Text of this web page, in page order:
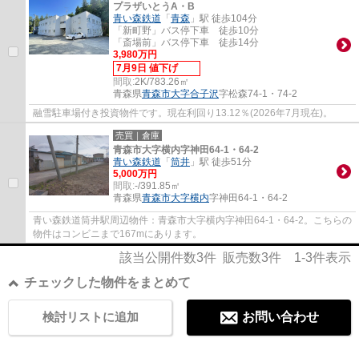
プラザいとうA・B
青い森鉄道 「 青森 」駅 徒歩104分
「新町野」バス停下車 徒歩10分
「斎場前」バス停下車 徒歩14分
3,980万円
7月9日 値下げ
間取:2K/783.26㎡
青森県青森市大字合子沢字松森74-1・74-2
融雪駐車場付き投資物件です。現在利回り13.12％(2026年7月現在)。
売買｜倉庫
青森市大字横内字神田64-1・64-2
青い森鉄道 「 筒井 」駅 徒歩51分
5,000万円
間取:-/391.85㎡
青森県青森市大字横内字神田64-1・64-2
青い森鉄道筒井駅周辺物件：青森市大字横内字神田64-1・64-2。こちらの
物件はコンビニまで167mにあります。
該当公開件数3件 販売数3件 1-3件表示
チェックした物件をまとめて
お問い合わせ
検討リストに追加